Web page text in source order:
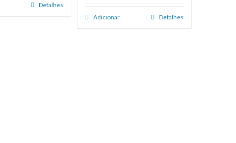
Detalhes
Adicionar Detalhes